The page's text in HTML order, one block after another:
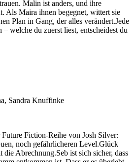
Malin ist anders, und ihre
Als Maira ihnen begegnet, wittert sie
Plan in Gang, der alles verändert.Jede
welche du zuerst liest, entscheidest du
Sandra Knuffinke
Fiction-Reihe von Josh Silver:
noch gefährlicheren Level.Glück
Abrechnung.Seb ist sich sicher, dass